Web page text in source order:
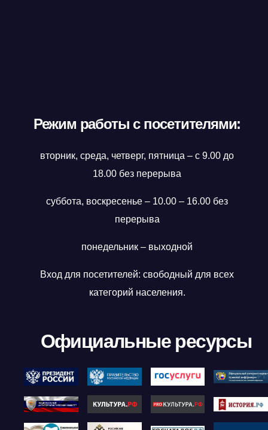
Режим работы с посетителями:
вторник, среда, четверг, пятница – с 9.00 до
18.00 без перерыва
суббота, воскресенье – 10.00 – 16.00 без
перерыва
понедельник – выходной
Вход для посетителей: свободный для всех
категорий населения.
Официальные ресурсы